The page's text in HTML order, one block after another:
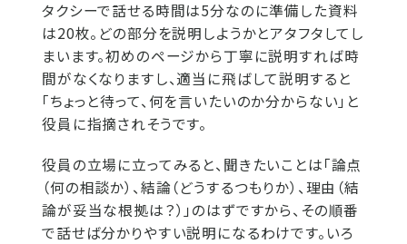
タクシーで話せる時間は5分なのに準備した資料
は20枚。どの部分を説明しようかとアタフタしてし
まいます。初めのページから丁寧に説明すれば時
間がなくなりますし、適当に飛ばして説明すると
「ちょっと待って、何を言いたいのか分からない」と
役員に指摘されそうです。
役員の立場に立ってみると、聞きたいことは「論点
（何の相談か）、結論（どうするつもりか）、理由（結
論が妥当な根拠は？）」のはずですから、その順番
で話せば分かりやすい説明になるわけです。いろ